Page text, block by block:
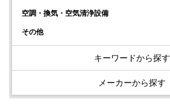
空調・換気・空気清浄設備
その他
キーワードから探す
メーカーから探す